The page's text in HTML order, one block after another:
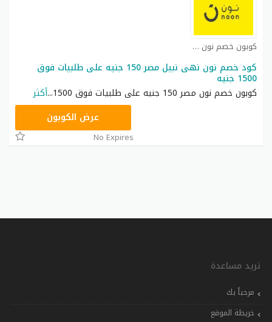
كوبون خصم نون مصر كوبون
كود خصم نون نهى نبيل مصر 150 جنيه على طلبيات فوق
1500 جنيه
كوبون خصم نون مصر 150 جنيه على طلبيات فوق 1500
...أكثر
RRF24عرض الكوبون
No Expires
تريد مساعدة
مرحباً بك
خريطة الموقع